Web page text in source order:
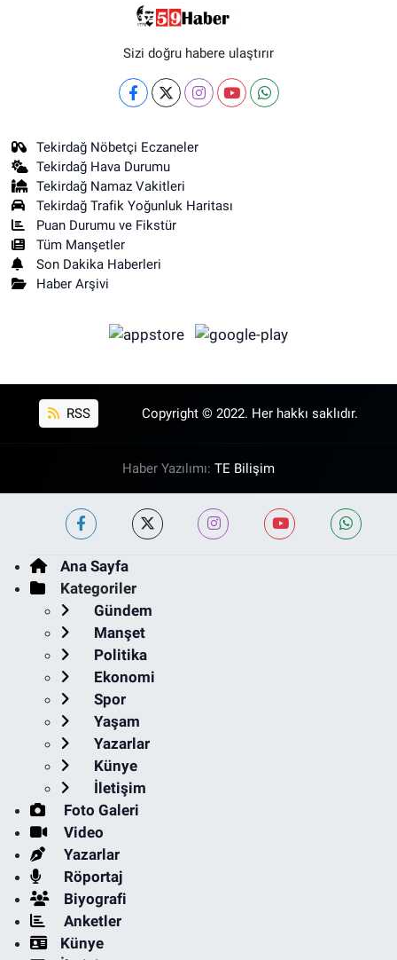
Sizi doğru habere ulaştırır
Tekirdağ Nöbetçi Eczaneler
Tekirdağ Hava Durumu
Tekirdağ Namaz Vakitleri
Tekirdağ Trafik Yoğunluk Haritası
Puan Durumu ve Fikstür
Tüm Manşetler
Son Dakika Haberleri
Haber Arşivi
RSS Copyright © 2022. Her hakkı saklıdır.
Haber Yazılımı: TE Bilişim
Ana Sayfa
Kategoriler
Gündem
Manşet
Politika
Ekonomi
Spor
Yaşam
Yazarlar
Künye
İletişim
Foto Galeri
Video
Yazarlar
Röportaj
Biyografi
Anketler
Künye